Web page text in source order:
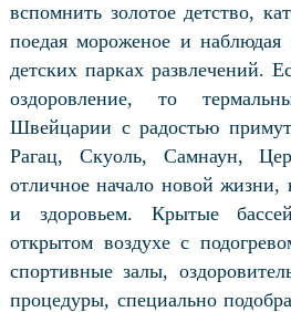
вспомнить золотое детство,
поедая мороженое и наблюдая
детских парках развлечений.
оздоровление, то
Швейцарии с радостью
Рагац, Скуоль, Самнаун,
отличное начало новой жизни,
и здоровьем. Крытые
открытом воздухе с
спортивные залы,
процедуры, специально